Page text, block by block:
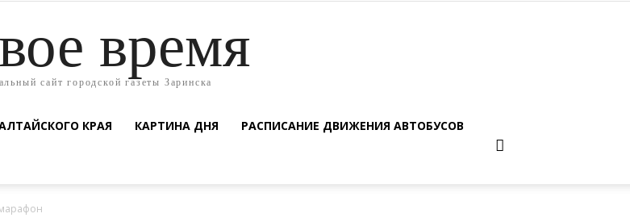
время
сайт городской газеты Заринска
КРАЯ КАРТИНА ДНЯ РАСПИСАНИЕ ДВИЖЕНИЯ АВТОБУСОВ